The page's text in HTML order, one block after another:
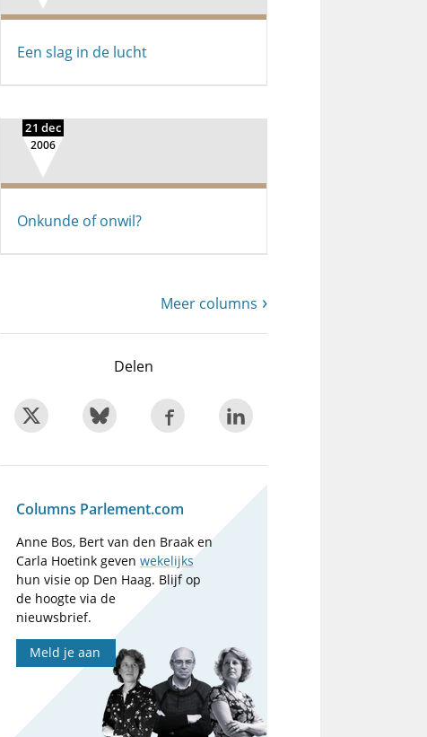
Een slag in de lucht
21 dec
2006
Onkunde of onwil?
Meer columns
Delen
Columns Parlement.com
Anne Bos, Bert van den Braak en
Carla Hoetink gevenwekelijks
hun visie op Den Haag. Blijf op
de hoogte via de
nieuwsbrief.
Meld je aan